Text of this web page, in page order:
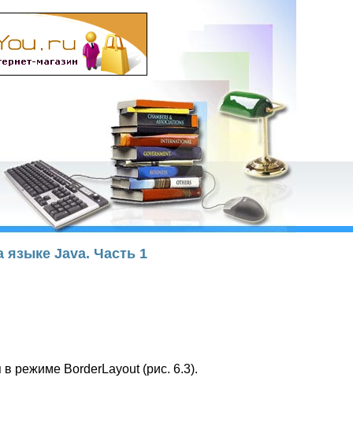
языке Java. Часть 1
режиме BorderLayout (рис. 6.3).